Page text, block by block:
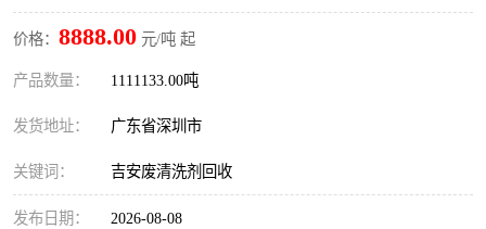
价格： 8888.00 元/吨 起
产品数量： 1111133.00吨
发货地址： 广东省深圳市
关键词： 吉安废清洗剂回收
发布日期： 2026-08-08